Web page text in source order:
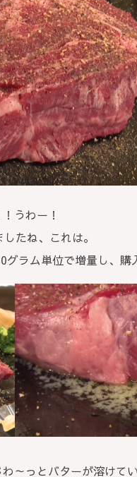
うわー！
たね、これは。
ラム単位で増量し、購
～っとバターが溶けてい